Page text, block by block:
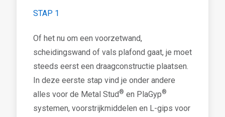
STAP 1
Of het nu om een voorzetwand,
scheidingswand of vals plafond gaat, je moet
steeds eerst een draagconstructie plaatsen.
In deze eerste stap vind je onder andere
alles voor de Metal Stud® en PlaGyp®
systemen, voorstrijkmiddelen en L-gips voor